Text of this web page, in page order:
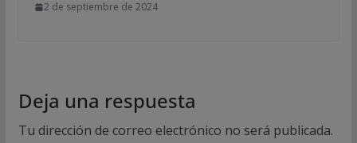
2 de septiembre de 2024
Deja una respuesta
Tu dirección de correo electrónico no será publicada.